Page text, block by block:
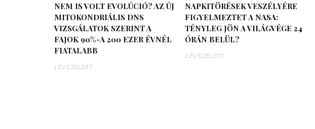
NEM IS VOLT EVOLÚCIÓ? AZ ÚJ
MITOKONDRIÁLIS DNS
VIZSGÁLATOK SZERINT A
FAJOK 90%-A 200 EZER ÉVNÉL
FIATALABB
1 ÉV EZELŐTT
NAPKITÖRÉSEK VESZÉLYÉRE
FIGYELMEZTET A NASA:
TÉNYLEG JÖN A VILÁGVÉGE 24
ÓRÁN BELÜL?
2 ÉV EZELŐTT